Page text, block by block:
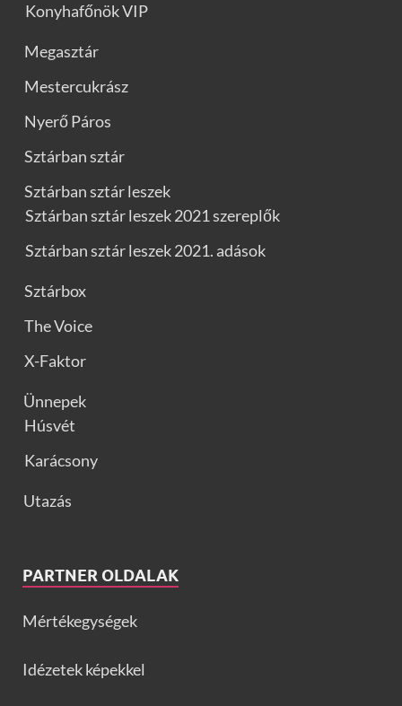
Konyhafőnök VIP
Megasztár
Mestercukrász
Nyerő Páros
Sztárban sztár
Sztárban sztár leszek
Sztárban sztár leszek 2021 szereplők
Sztárban sztár leszek 2021. adások
Sztárbox
The Voice
X-Faktor
Ünnepek
Húsvét
Karácsony
Utazás
PARTNER OLDALAK
Mértékegységek
Idézetek képekkel